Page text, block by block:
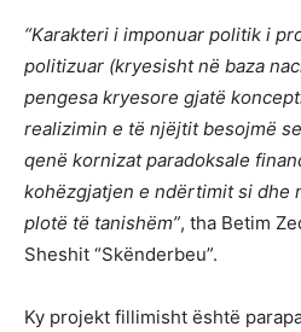
“Karakteri i imponuar politik i
politizuar (kryesisht në baza
pengesa kryesore gjatë
realizimin e të njëjtit besojmë
qenë kornizat paradoksale
kohëzgjatjen e ndërtimit si dhe
plotë të tanishëm”, tha Betim
Sheshit “Skënderbeu”.
Ky projekt fillimisht është